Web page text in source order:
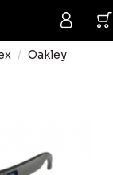
Oakley